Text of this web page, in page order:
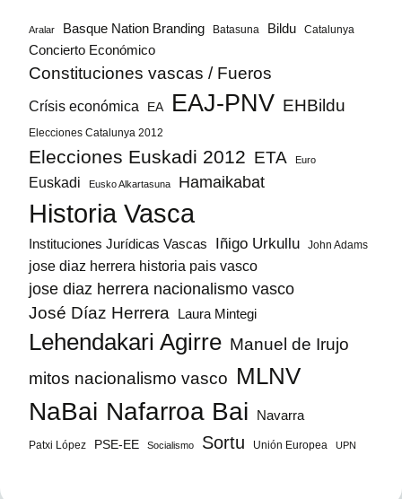
Aralar Basque Nation Branding Batasuna Bildu Catalunya
Concierto Económico
Constituciones vascas / Fueros
Crísis económica EA EAJ-PNV EHBildu
Elecciones Catalunya 2012
Elecciones Euskadi 2012 ETA Euro
Euskadi Eusko Alkartasuna Hamaikabat
Historia Vasca
Instituciones Jurídicas Vascas Iñigo Urkullu John Adams
jose diaz herrera historia pais vasco
jose diaz herrera nacionalismo vasco
José Díaz Herrera Laura Mintegi
Lehendakari Agirre Manuel de Irujo
mitos nacionalismo vasco MLNV
NaBai Nafarroa Bai Navarra
Patxi López PSE-EE Socialismo Sortu Unión Europea UPN